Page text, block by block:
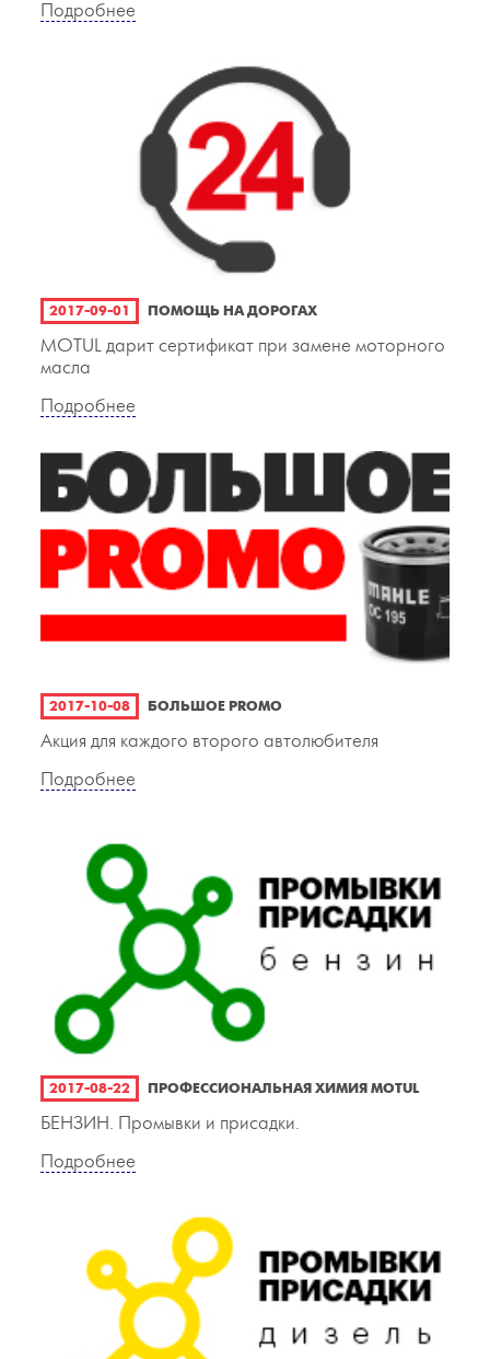
Подробнее
2017-09-01 ПОМОЩЬ НА ДОРОГАХ
MOTUL дарит сертификат при замене моторного
масла
Подробнее
2017-10-08 БОЛЬШОЕ PROMO
Акция для каждого второго автолюбителя
Подробнее
2017-08-22 ПРОФЕССИОНАЛЬНАЯ ХИМИЯ MOTUL
БЕНЗИН. Промывки и присадки.
Подробнее